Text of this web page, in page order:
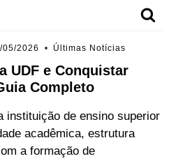
05/2026 Últimas Notícias
UDF e Conquistar
Completo
instituição de ensino superior
acadêmica, estrutura
a formação de